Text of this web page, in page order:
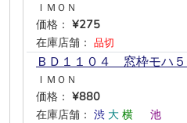
ＩＭＯＮ
価格： ¥275
在庫店舗： 品切
ＢＤ１１０４ 窓枠モハ５
ＩＭＯＮ
価格： ¥880
在庫店舗： 渋 大 横 池